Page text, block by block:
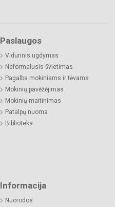
Paslaugos
Vidurinis ugdymas
Neformalusis švietimas
Pagalba mokiniams ir tėvams
Mokinių pavėžėjimas
Mokinių maitinimas
Patalpų nuoma
Biblioteka
Informacija
Nuorodos